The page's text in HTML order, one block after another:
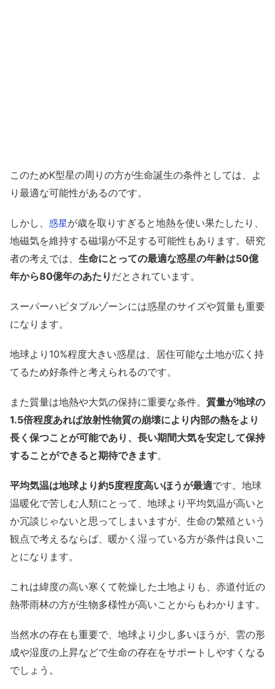
このためK型星の周りの方が生命誕生の条件としては、よ
り最適な可能性があるのです。
しかし、 惑星が歳を取りすぎると地熱を使い果たしたり、
地磁気を維持する磁場が不足する可能性もあります。研究
者の考えでは、 生命にとっての最適な惑星の年齢は50億
年から80億年のあたり だとされています。
スーパーハビタブルゾーンには惑星のサイズや質量も重要
になります。
地球より10%程度大きい惑星は、居住可能な土地が広く持
てるため好条件と考えられるのです。
また質量は地熱や大気の保持に重要な条件。 質量が地球の
1.5倍程度あれば放射性物質の崩壊により内部の熱をより
長く保つことが可能であり、長い期間大気を安定して保持
することができると期待できます。
平均気温は地球より約5度程度高いほうが最適です。地球
温暖化で苦しむ人類にとって、地球より平均気温が高いと
か冗談じゃないと思ってしまいますが、生命の繁殖という
観点で考えるならば、暖かく湿っている方が条件は良いこ
とになります。
これは緯度の高い寒くて乾燥した土地よりも、赤道付近の
熱帯雨林の方が生物多様性が高いことからもわかります。
当然水の存在も重要で、地球より少し多いほうが、雲の形
成や湿度の上昇などで生命の存在をサポートしやすくなる
でしょう。